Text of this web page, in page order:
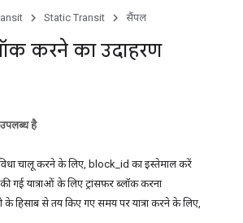
Static Transit सैंपल
करने का उदाहरण
है
चालू करने के लिए, block_id का इस्तेमाल करें
गई यात्राओं के लिए ट्रांसफ़र ब्लॉक करना
के हिसाब से तय किए गए समय पर यात्रा करने के लिए,